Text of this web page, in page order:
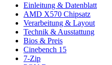
Einleitung & Datenblatt
AMD X570 Chipsatz
Verarbeitung & Layout
Technik & Ausstattung
Bios & Preis
Cinebench 15
7-Zip